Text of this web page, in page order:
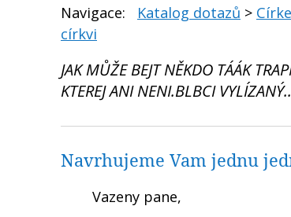
Navigace: Katalog dotazů >
církvi
JAK MŮŽE BEJT NĚKDO TÁÁK
KTEREJ ANI NENI.BLBCI
Navrhujeme Vam jednu
Vazeny pane,